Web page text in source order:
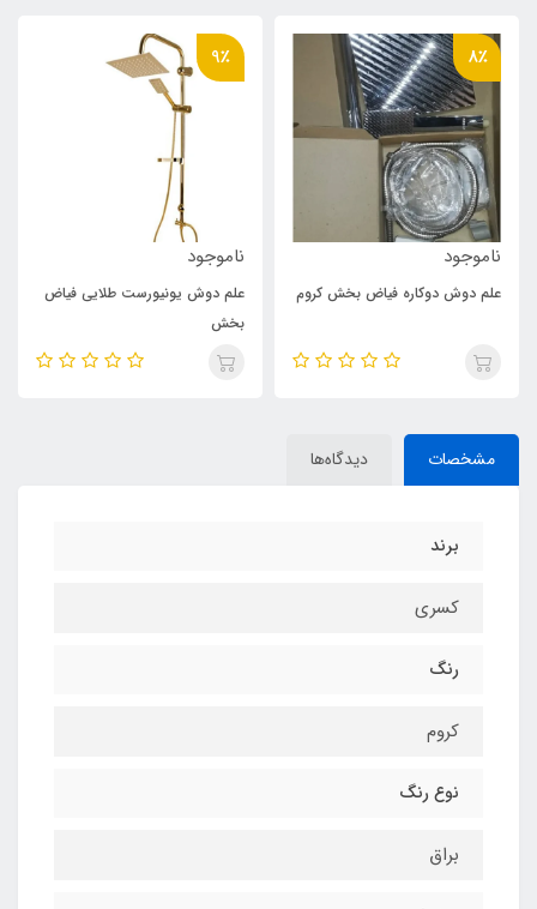
8٪
ناموجود
علم دوش دوکاره فیاض بخش کروم
9٪
ناموجود
علم دوش یونیورست طلایی فیاض
بخش
مشخصات دیدگاه‌ها
برند
کسری
رنگ
کروم
نوع رنگ
براق